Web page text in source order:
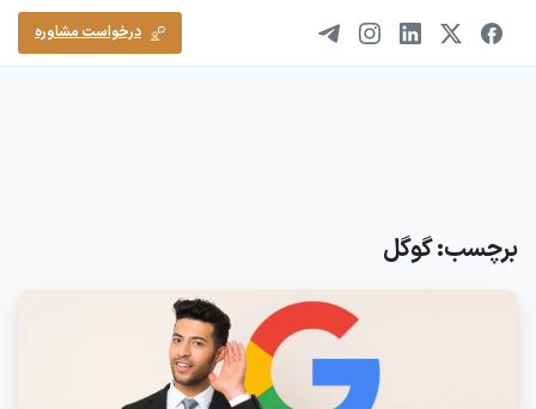
درخواست مشاوره
برچسب:گوگل